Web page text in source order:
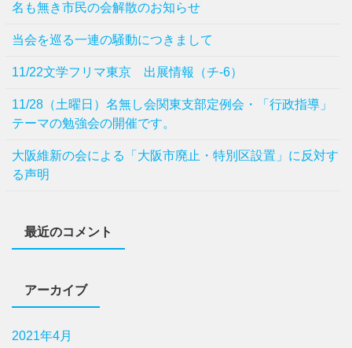
名も無き市民の会解散のお知らせ
当会を巡る一連の騒動につきまして
11/22文学フリマ東京 出展情報（チ-6）
11/28（土曜日）名無し会関東支部定例会・「行政指導」
テーマの勉強会の開催です。
⼤阪維新の会による「⼤阪市廃⽌・特別区設置」に反対す
る声明
最近のコメント
アーカイブ
2021年4月